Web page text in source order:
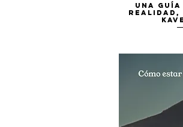
Vista
Una
realidad,